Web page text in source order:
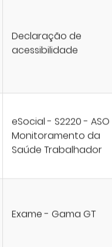
Declaração de
acessibilidade
eSocial - S2220 - ASO
Monitoramento da
Saúde Trabalhador
Exame - Gama GT